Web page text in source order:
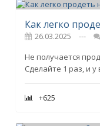
Как легко
26.03.2025 ---
Не получается
Сделайте 1 раз, и
+625